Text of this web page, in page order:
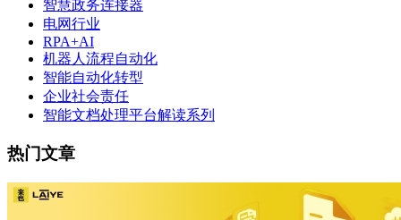
智慧政务连接器
电网行业
RPA+AI
机器人流程自动化
智能自动化转型
企业社会责任
智能文档处理平台解读系列
热门文章